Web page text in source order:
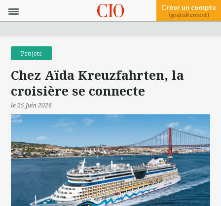
Créer un compte
(gratuitement)
Projets
Chez Aïda Kreuzfahrten, la
croisière se connecte
le 25 Juin 2026